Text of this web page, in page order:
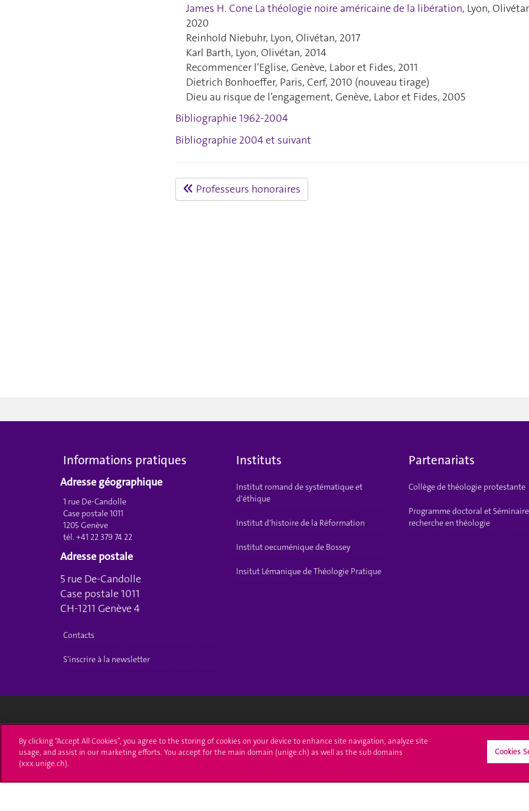
James H. Cone La théologie noire américaine de la libération, Lyon,
2020
Reinhold Niebuhr, Lyon, Olivétan, 2017
Karl Barth, Lyon, Olivétan, 2014
Recommencer l’Eglise, Genève, Labor et Fides, 2011
Dietrich Bonhoeffer, Paris, Cerf, 2010 (nouveau tirage)
Dieu au risque de l’engagement, Genève, Labor et Fides, 2005
Bibliographie 1962-2004
Bibliographie 2004 et suivant
Professeurs honoraires
Informations pratiques
Adresse géographique
1 rue De-Candolle
Case postale 1011
1205 Genève
tél. +41 22 379 74 22
Adresse postale
5 rue De-Candolle
Case postale 1011
CH-1211 Genève 4
Contacts
S'inscrire à la newsletter
Instituts
Institut romand de systématique et
d'éthique
Institut d'histoire de la Réformation
Institut oecuménique de Bossey
Insitut Lémanique de Théologie Pratique
Partenariats
Collège de théologie protestante
Programme doctoral et
recherche en théologie
Université de Genève
24 rue du Général-Dufour
T. +41 (0)22 379 71 11
S'inscrire à l'UNIGE
Immatriculations
Démarches administratives
L'UNIGE vous informe
Médias
By clicking “Accept All Cookies”, you agree to the storing of cookies on your device to enhance site navigation, analyze site
usage, and assist in our marketing efforts. You accept for the main domain (unige.ch) as well as the sub domains
(xxx.unige.ch).
Cookies